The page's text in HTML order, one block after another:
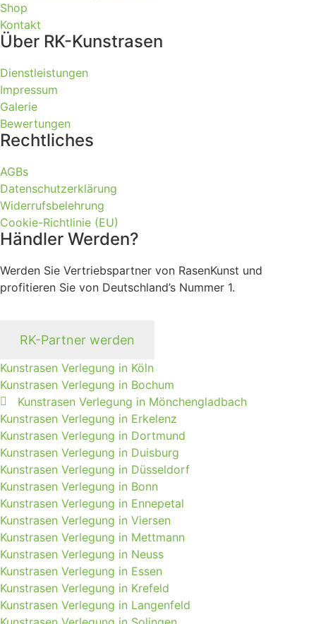
Shop
Kontakt
Über RK-Kunstrasen
Dienstleistungen
Impressum
Galerie
Bewertungen
Rechtliches
AGBs
Datenschutzerklärung
Widerrufsbelehrung
Cookie-Richtlinie (EU)
Händler Werden?
Werden Sie Vertriebspartner von RasenKunst und
profitieren Sie von Deutschland’s Nummer 1.
RK-Partner werden
Kunstrasen Verlegung in Köln
Kunstrasen Verlegung in Bochum
Kunstrasen Verlegung in Mönchengladbach
Kunstrasen Verlegung in Erkelenz
Kunstrasen Verlegung in Dortmund
Kunstrasen Verlegung in Duisburg
Kunstrasen Verlegung in Düsseldorf
Kunstrasen Verlegung in Bonn
Kunstrasen Verlegung in Ennepetal
Kunstrasen Verlegung in Viersen
Kunstrasen Verlegung in Mettmann
Kunstrasen Verlegung in Neuss
Kunstrasen Verlegung in Essen
Kunstrasen Verlegung in Krefeld
Kunstrasen Verlegung in Langenfeld